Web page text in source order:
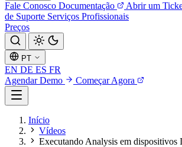
Fale Conosco Documentação Abrir um
de Suporte Serviços Profissionais
Preços
PT
EN DE ES FR
Agendar Demo
Começar Agora
Início
Vídeos
Executando Analysis em dispositivos